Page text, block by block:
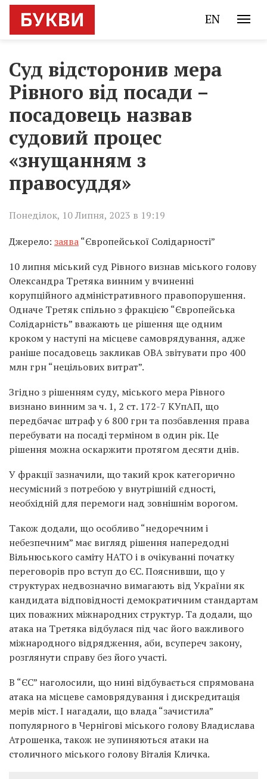
EN
Суд відсторонив мера
Рівного від посади –
посадовець назвав
судовий процес
«знущанням з
правосуддя»
Понеділок, 10 Липня, 2023 в 19:19
Джерело: заява“Європейської Солідарності”
10 липня міський суд Рівного визнав міського голову
Олександра Третяка винним у вчиненні
корупційного адміністративного правопорушення.
Одначе Третяк спільно з фракцією “Європейська
Солідарність” вважають це рішення ще одним
кроком у наступі на місцеве самоврядування, адже
раніше посадовець закликав ОВА звітувати про 400
млн грн “нецільових витрат”.
Згідно з рішенням суду, міського мера Рівного
визнано винним за ч. 1, 2 ст. 172-7 КУпАП, що
передбачає штраф у 6 800 грн та позбавлення права
перебувати на посаді терміном в один рік. Це
рішення можна оскаржити протягом десяти днів.
У фракції зазначили, що такий крок категорично
несумісний з потребою у внутрішній єдності,
необхідній для перемоги над зовнішнім ворогом.
Також додали, що особливо “недоречним і
небезпечним” має вигляд рішення напередодні
Вільнюського саміту НАТО і в очікуванні початку
переговорів про вступ до ЄС. Пояснивши, що у
структурах недвозначно вимагають від України як
кандидата відповідності демократичним стандартам
цих поважних міжнародних структур. Та додали, що
атака на Третяка відбулася під час його важливого
міжнародного відрядження, аби, всупереч закону,
розглянути справу без його участі.
В “ЄС” наголосили, що нині відбувається спрямована
атака на місцеве самоврядування і дискредитація
мерів міст. І нагадали, що влада “зачистила”
популярного в Чернігові міського голову Владислава
Атрошенка, також не зупиняються атаки на
столичного міського голову Віталія Кличка.